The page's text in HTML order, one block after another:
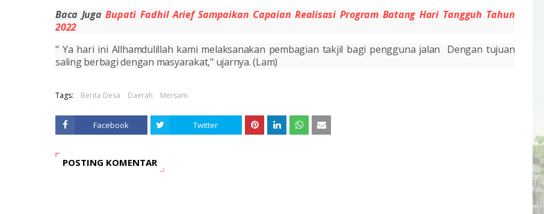
Baca JugaBupati Fadhil Arief Sampaikan Capaian Realisasi Program Batang Hari Tangguh Tahun
2022
" Ya hari ini Allhamdulillah kami melaksanakan pembagian takjil bagi pengguna jalan
Dengan tujuan
saling berbagi dengan masyarakat," ujarnya. (Lam)
Tags: Berita Desa Daerah Mersam
Facebook Twitter
POSTING KOMENTAR